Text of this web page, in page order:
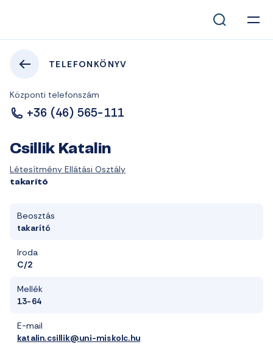
TELEFONKÖNYV
Központi telefonszám
+36 (46) 565-111
Csillik Katalin
Létesítmény Ellátási Osztály
takarító
Beosztás
takarító
Iroda
C/2
Mellék
13-64
E-mail
katalin.csillik@uni-miskolc.hu